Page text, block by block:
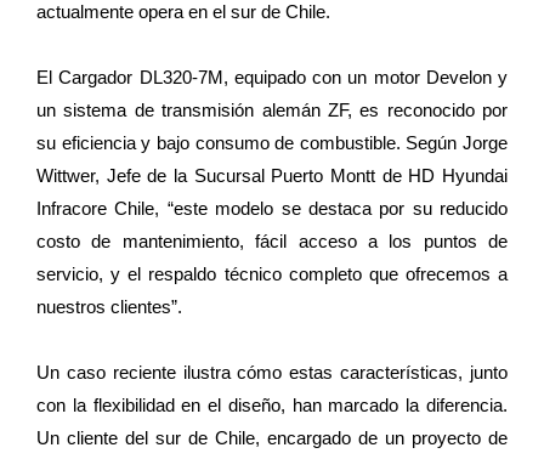
actualmente opera en el sur de Chile.
El Cargador DL320-7M, equipado con un motor Develon y
un sistema de transmisión alemán ZF, es reconocido por
su eficiencia y bajo consumo de combustible. Según Jorge
Wittwer, Jefe de la Sucursal Puerto Montt de HD Hyundai
Infracore Chile, “este modelo se destaca por su reducido
costo de mantenimiento, fácil acceso a los puntos de
servicio, y el respaldo técnico completo que ofrecemos a
nuestros clientes”.
Un caso reciente ilustra cómo estas características, junto
con la flexibilidad en el diseño, han marcado la diferencia.
Un cliente del sur de Chile, encargado de un proyecto de